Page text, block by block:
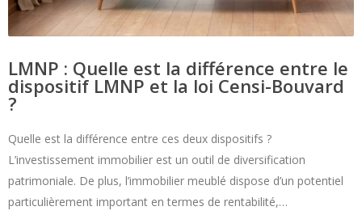
LMNP : Quelle est la différence entre le
dispositif LMNP et la loi Censi-Bouvard
?
Quelle est la différence entre ces deux dispositifs ?
L’investissement immobilier est un outil de diversification
patrimoniale. De plus, l’immobilier meublé dispose d’un potentiel
particulièrement important en termes de rentabilité,…